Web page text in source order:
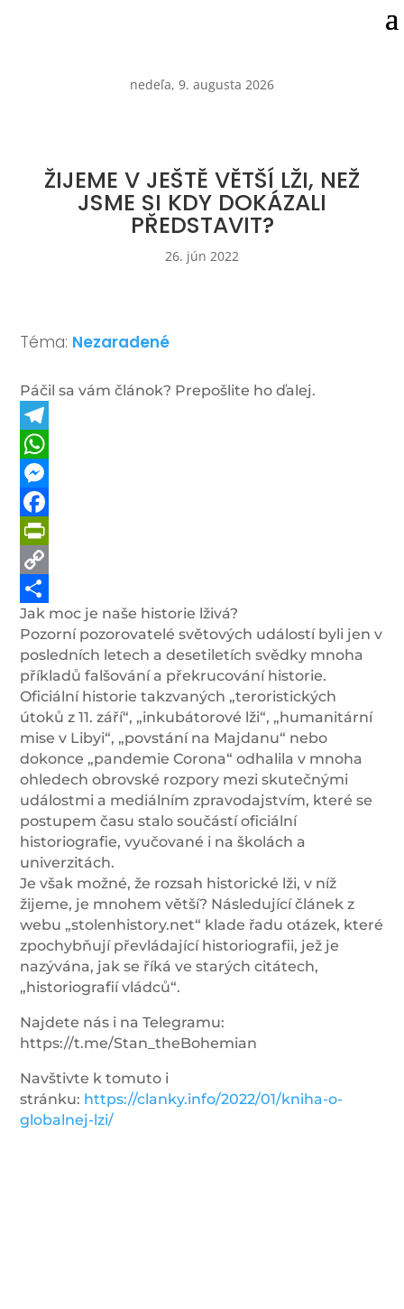
nedeľa, 9. augusta 2026
ŽIJEME V JEŠTĚ VĚTŠÍ LŽI, NEŽ
JSME SI KDY DOKÁZALI
PŘEDSTAVIT?
26. jún 2022
Téma: Nezaradené
Páčil sa vám článok? Prepošlite ho ďalej.
Telegram
WhatsApp
Messenger
Facebook
PrintFriendly
Copy
Link
Share
Jak moc je naše historie lživá?
Pozorní pozorovatelé světových událostí byli jen v
posledních letech a desetiletích svědky mnoha
příkladů falšování a překrucování historie.
Oficiální historie takzvaných „teroristických
útoků z 11. září“, „inkubátorové lži“, „humanitární
mise v Libyi“, „povstání na Majdanu“ nebo
dokonce „pandemie Corona“ odhalila v mnoha
ohledech obrovské rozpory mezi skutečnými
událostmi a mediálním zpravodajstvím, které se
postupem času stalo součástí oficiální
historiografie, vyučované i na školách a
univerzitách.
Je však možné, že rozsah historické lži, v níž
žijeme, je mnohem větší? Následující článek z
webu „stolenhistory.net“ klade řadu otázek, které
zpochybňují převládající historiografii, jež je
nazývána, jak se říká ve starých citátech,
„historiografií vládců“.
Najdete nás i na Telegramu:
https://t.me/Stan_theBohemian
Navštivte k tomuto i
stránku: https://clanky.info/2022/01/kniha-o-
globalnej-lzi/